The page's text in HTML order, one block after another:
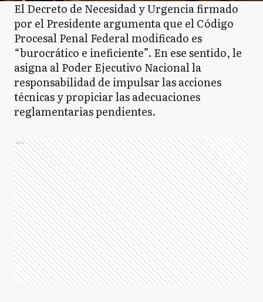
El Decreto de Necesidad y Urgencia firmado
por el Presidente argumenta que el Código
Procesal Penal Federal modificado es
“burocrático e ineficiente”. En ese sentido, le
asigna al Poder Ejecutivo Nacional la
responsabilidad de impulsar las acciones
técnicas y propiciar las adecuaciones
reglamentarias pendientes.
Ads